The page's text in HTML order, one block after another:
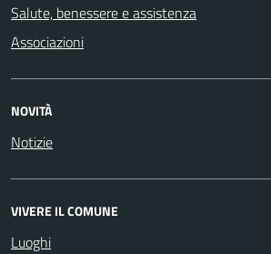
Salute, benessere e assistenza
Associazioni
NOVITÀ
Notizie
VIVERE IL COMUNE
Luoghi